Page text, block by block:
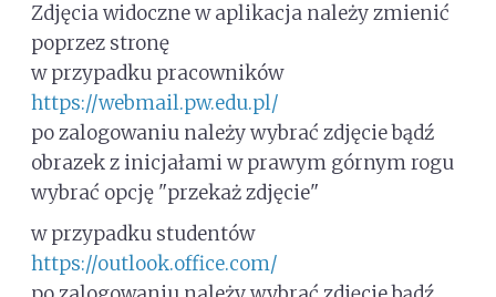
Zdjęcia widoczne w aplikacja należy zmienić
poprzez stronę
w przypadku pracowników
https://webmail.pw.edu.pl/
po zalogowaniu należy wybrać zdjęcie bądź
obrazek z inicjałami w prawym górnym rogu
wybrać opcję "przekaż zdjęcie"
w przypadku studentów
https://outlook.office.com/